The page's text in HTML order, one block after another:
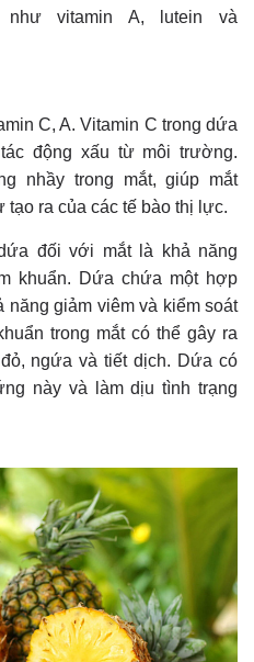
vitamin A, lutein và
C, A. Vitamin C trong dứa
động xấu từ môi trường.
nhầy trong mắt, giúp mắt
tạo ra của các tế bào thị lực.
đối với mắt là khả năng
khuẩn. Dứa chứa một hợp
năng giảm viêm và kiểm soát
trong mắt có thể gây ra
ngứa và tiết dịch. Dứa có
này và làm dịu tình trạng